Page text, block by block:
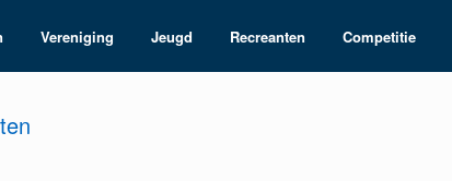
Vereniging Jeugd Recreanten Competitie